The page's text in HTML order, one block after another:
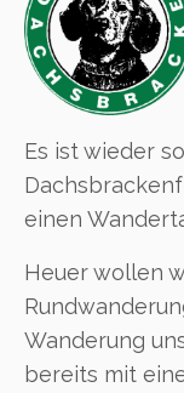
Es ist wieder
einen
Heuer wollen
Wanderung
bereits mit